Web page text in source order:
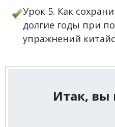
Урок 5. Как
долгие годы при
упражнений
Итак, вы